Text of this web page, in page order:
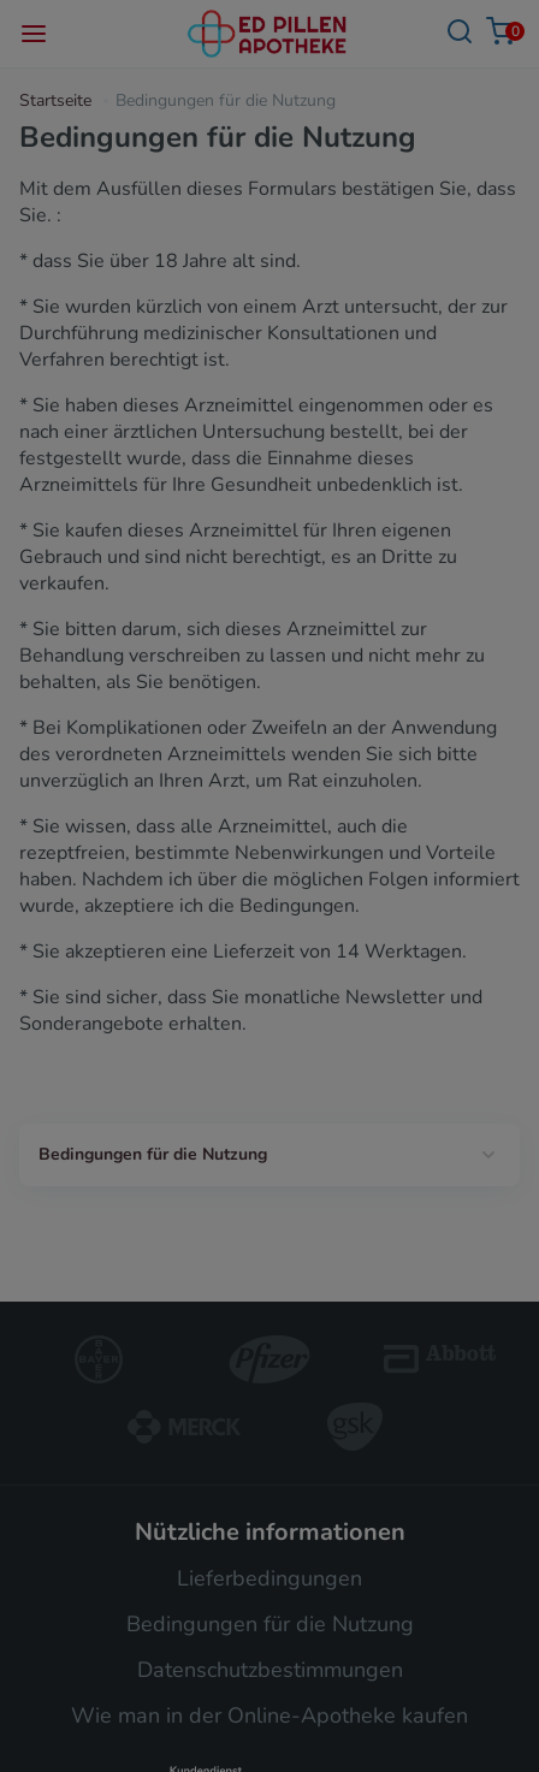
0
Startseite Bedingungen für die Nutzung
Bedingungen für die Nutzung
Mit dem Ausfüllen dieses Formulars bestätigen Sie, dass
Sie. :
* dass Sie über 18 Jahre alt sind.
* Sie wurden kürzlich von einem Arzt untersucht, der zur
Durchführung medizinischer Konsultationen und
Verfahren berechtigt ist.
* Sie haben dieses Arzneimittel eingenommen oder es
nach einer ärztlichen Untersuchung bestellt, bei der
festgestellt wurde, dass die Einnahme dieses
Arzneimittels für Ihre Gesundheit unbedenklich ist.
* Sie kaufen dieses Arzneimittel für Ihren eigenen
Gebrauch und sind nicht berechtigt, es an Dritte zu
verkaufen.
* Sie bitten darum, sich dieses Arzneimittel zur
Behandlung verschreiben zu lassen und nicht mehr zu
behalten, als Sie benötigen.
* Bei Komplikationen oder Zweifeln an der Anwendung
des verordneten Arzneimittels wenden Sie sich bitte
unverzüglich an Ihren Arzt, um Rat einzuholen.
* Sie wissen, dass alle Arzneimittel, auch die
rezeptfreien, bestimmte Nebenwirkungen und Vorteile
haben. Nachdem ich über die möglichen Folgen informiert
wurde, akzeptiere ich die Bedingungen.
* Sie akzeptieren eine Lieferzeit von 14 Werktagen.
* Sie sind sicher, dass Sie monatliche Newsletter und
Sonderangebote erhalten.
Bedingungen für die Nutzung
nützliche informationen
Lieferbedingungen
Bedingungen für die Nutzung
Datenschutzbestimmungen
Wie man in der Online-Apotheke kaufen